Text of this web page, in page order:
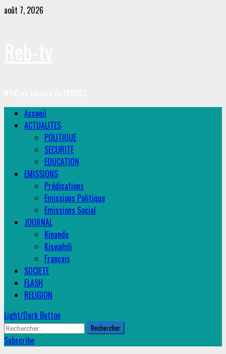
Skip
août 7, 2026
Primary
Menu
Accueil
ACTUALITES
POLITIQUE
SECURITE
EDUCATION
EMISSIONS
Prédications
Emissions Politique
Emissions Social
JOURNAL
Kinande
Kiswahili
Français
SOCIETE
FLASH
RELIGION
Light/Dark Button
Rechercher :
Subscribe